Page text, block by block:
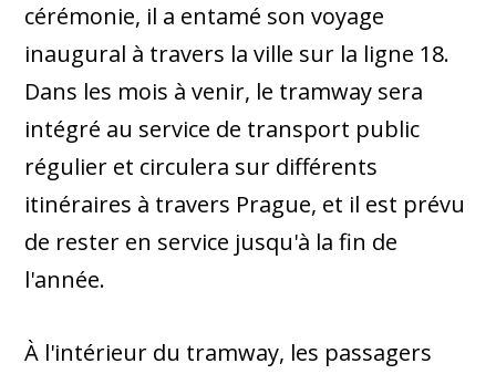
cérémonie, il a entamé son voyage
inaugural à travers la ville sur la ligne 18.
Dans les mois à venir, le tramway sera
intégré au service de transport public
régulier et circulera sur différents
itinéraires à travers Prague, et il est prévu
de rester en service jusqu'à la fin de
l'année.
À l'intérieur du tramway, les passagers